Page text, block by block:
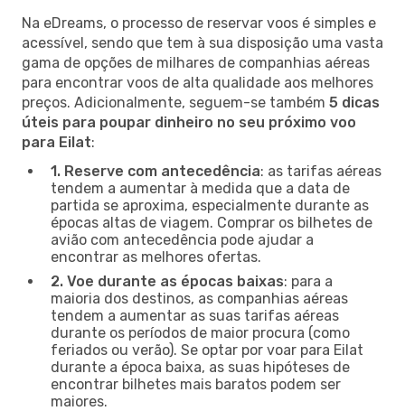
Na eDreams, o processo de reservar voos é simples e
acessível, sendo que tem à sua disposição uma vasta
gama de opções de milhares de companhias aéreas
para encontrar voos de alta qualidade aos melhores
preços. Adicionalmente, seguem-se também 5 dicas
úteis para poupar dinheiro no seu próximo voo
para Eilat:
1. Reserve com antecedência: as tarifas aéreas
tendem a aumentar à medida que a data de
partida se aproxima, especialmente durante as
épocas altas de viagem. Comprar os bilhetes de
avião com antecedência pode ajudar a
encontrar as melhores ofertas.
2. Voe durante as épocas baixas: para a
maioria dos destinos, as companhias aéreas
tendem a aumentar as suas tarifas aéreas
durante os períodos de maior procura (como
feriados ou verão). Se optar por voar para Eilat
durante a época baixa, as suas hipóteses de
encontrar bilhetes mais baratos podem ser
maiores.